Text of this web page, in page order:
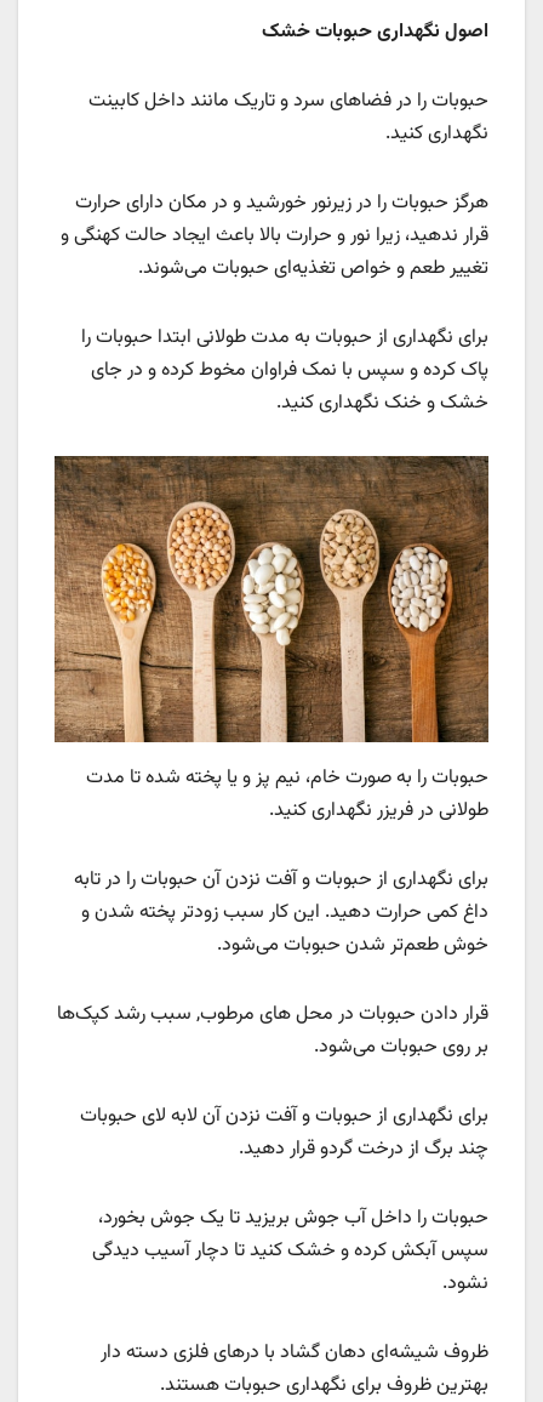
اصول نگهداری حبوبات خشک
حبوبات را در فضاهای سرد و تاریک مانند داخل کابینت
نگهداری کنید.
هرگز حبوبات را در زیرنور خورشید و در مکان دارای حرارت
قرار ندهید، زیرا نور و حرارت بالا باعث ایجاد حالت کهنگی و
تغییر طعم و خواص تغذیه‌ای حبوبات می‌شوند.
برای نگهداری از حبوبات به مدت طولانی ابتدا حبوبات را
پاک کرده و سپس با نمک فراوان مخوط کرده و در جای
خشک و خنک نگهداری کنید.
حبوبات را به صورت خام، نیم پز و یا پخته شده تا مدت
طولانی در فریزر نگهداری کنید.
برای نگهداری از حبوبات و آفت نزدن آن حبوبات را در تابه
داغ کمی حرارت دهید. این کار سبب زودتر پخته شدن و
خوش طعم‌تر شدن حبوبات می‌شود.
قرار دادن حبوبات در محل های مرطوب, سبب رشد کپک‌ها
بر روی حبوبات می‌شود.
برای نگهداری از حبوبات و آفت نزدن آن لابه لای حبوبات
چند برگ از درخت گردو قرار دهید.
حبوبات را داخل آب جوش بریزید تا یک جوش بخورد،
سپس آبکش کرده و خشک کنید تا دچار آسیب دیدگی
نشود.
ظروف شیشه‌ای دهان گشاد با درهای فلزی دسته دار
بهترین ظروف برای نگهداری حبوبات هستند.